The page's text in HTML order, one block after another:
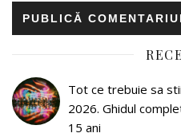
Tot ce trebuie sa
2026. Ghidul
15 ani